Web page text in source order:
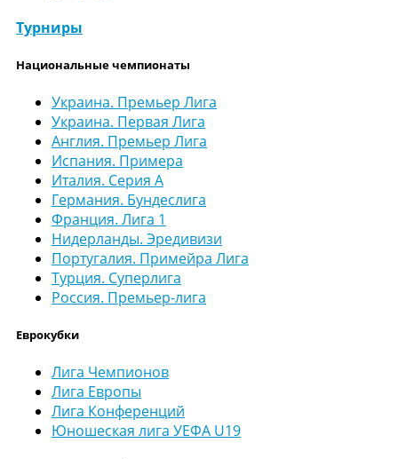
Турниры
Национальные чемпионаты
Украина. Премьер Лига
Украина. Первая Лига
Англия. Премьер Лига
Испания. Примера
Италия. Серия А
Германия. Бундеслига
Франция. Лига 1
Нидерланды. Эредивизи
Португалия. Примейра Лига
Турция. Суперлига
Россия. Премьер-лига
Еврокубки
Лига Чемпионов
Лига Европы
Лига Конференций
Юношеская лига УЕФА U19